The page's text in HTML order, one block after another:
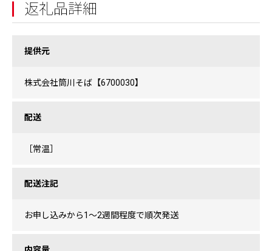
返礼品詳細
提供元
株式会社筒川そば【6700030】
配送
［常温］
配送注記
お申し込みから1〜2週間程度で順次発送